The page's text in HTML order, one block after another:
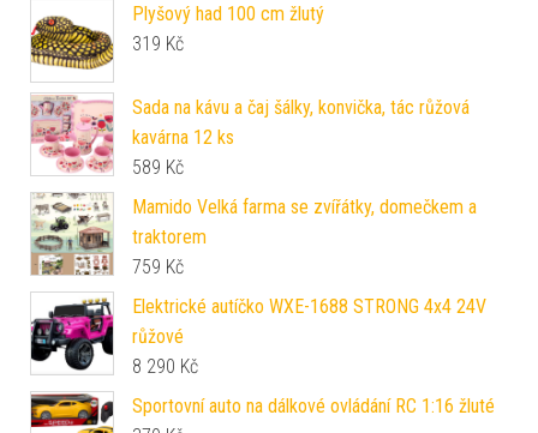
Plyšový had 100 cm žlutý
319 Kč
Sada na kávu a čaj šálky, konvička, tác růžová
kavárna 12 ks
589 Kč
Mamido Velká farma se zvířátky, domečkem a
traktorem
759 Kč
Elektrické autíčko WXE-1688 STRONG 4x4 24V
růžové
8 290 Kč
Sportovní auto na dálkové ovládání RC 1:16 žluté